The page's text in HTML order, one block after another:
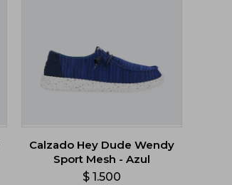
Calzado Hey Dude Wendy
Sport Mesh - Azul
$ 1.500